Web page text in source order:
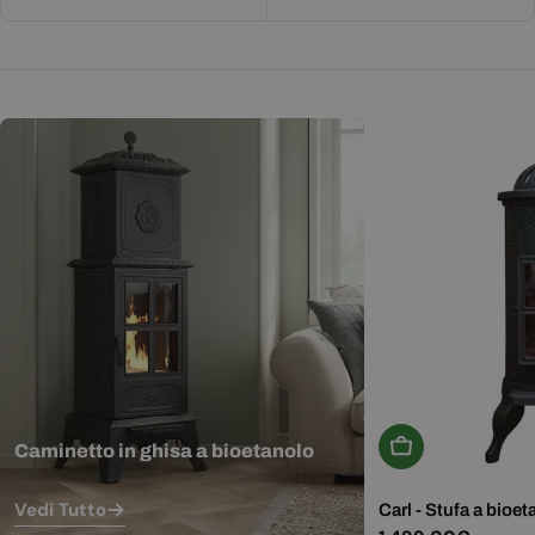
Caminetto in ghisa a bioetanolo
Vedi Tutto
Aggiungi Al
Carl - Stufa a